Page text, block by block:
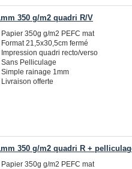
350 g/m2 quadri R/V
Papier 350g g/m2 PEFC mat
Format 21,5x30,5cm fermé
Impression quadri recto/verso
Sans Pelliculage
Simple rainage 1mm
Livraison offerte
350 g/m2 quadri R +
Papier 350g g/m2 PEFC mat